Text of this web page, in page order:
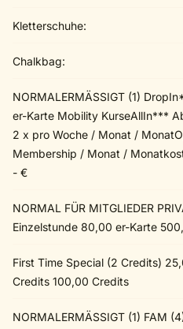
Kletterschuhe:
Chalkbag:
NORMALERMÄSSIGT (1)
er-Karte Mobility KurseAllIn***
2 x pro Woche / Monat /
Membership / Monat /
- €
NORMAL FÜR MITGLIEDER
Einzelstunde 80,00 er-Karte
First Time Special (2 Credits)
Credits 100,00 Credits
NORMALERMÄSSIGT (1) FAM